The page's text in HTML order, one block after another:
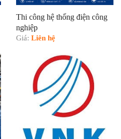
Thi công hệ thống điện công
nghiệp
Giá: Liên hệ